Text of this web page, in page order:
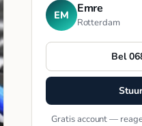
EM Emre
Rotterdam
Bel
Gratis account —